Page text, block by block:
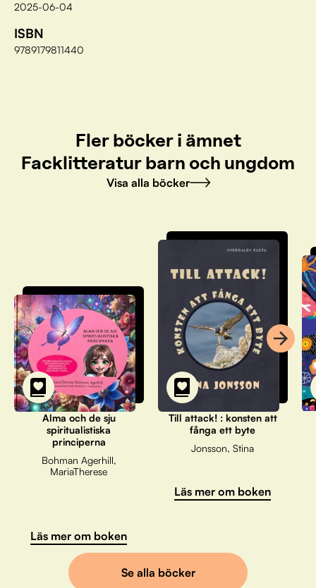
2025-06-04
ISBN
9789179811440
Fler böcker i ämnet
Facklitteratur barn och ungdom
Visa alla böcker
Alma och de sju
spiritualistiska
principerna
Bohman Agerhill,
MariaTherese
Läs mer om boken
Till attack! : konsten att
fånga ett byte
Jonsson, Stina
Läs mer om boken
Se alla böcker